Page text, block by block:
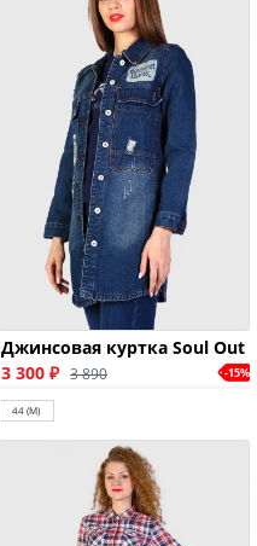
Джинсовая куртка Soul Out
3 300 ₽ 3 890 -15%
44 (M)